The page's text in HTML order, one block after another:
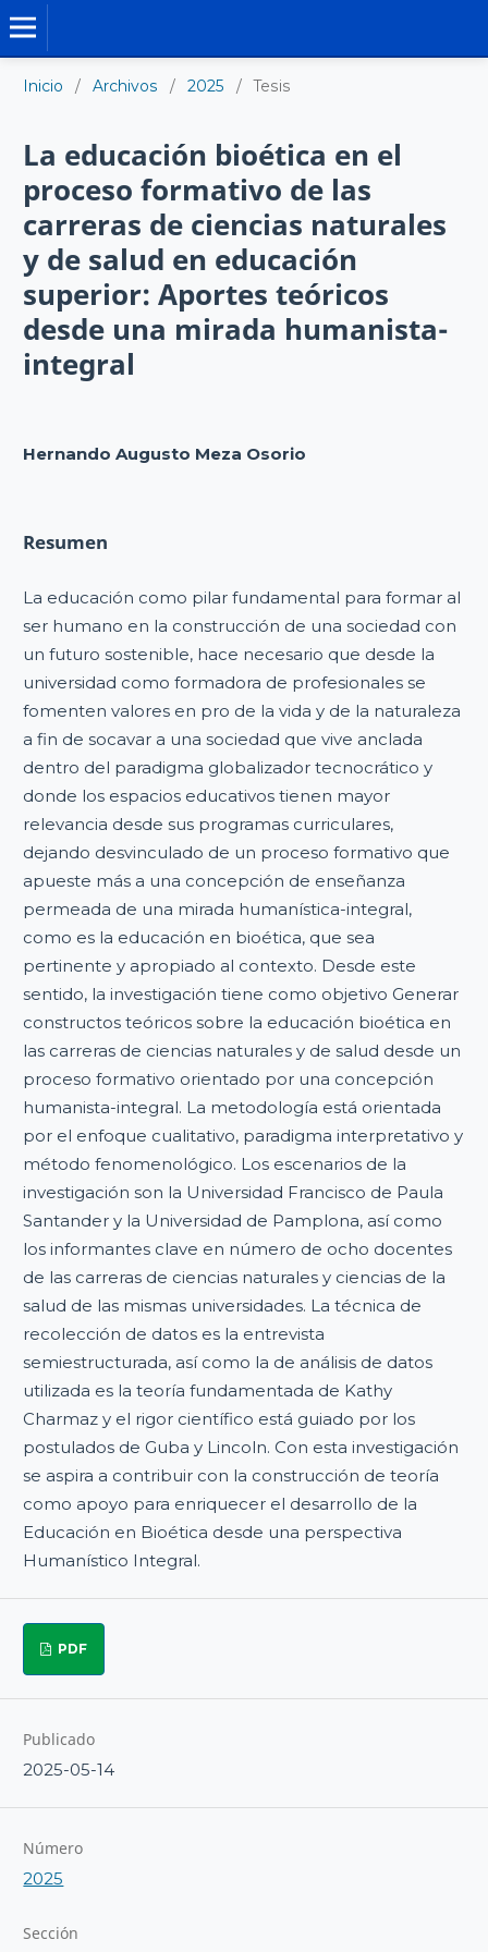
Inicio / Archivos / 2025 / Tesis
La educación bioética en el
proceso formativo de las
carreras de ciencias naturales
y de salud en educación
superior: Aportes teóricos
desde una mirada humanista-
integral
Hernando Augusto Meza Osorio
Resumen
La educación como pilar fundamental para formar al
ser humano en la construcción de una sociedad con
un futuro sostenible, hace necesario que desde la
universidad como formadora de profesionales se
fomenten valores en pro de la vida y de la naturaleza
a fin de socavar a una sociedad que vive anclada
dentro del paradigma globalizador tecnocrático y
donde los espacios educativos tienen mayor
relevancia desde sus programas curriculares,
dejando desvinculado de un proceso formativo que
apueste más a una concepción de enseñanza
permeada de una mirada humanística-integral,
como es la educación en bioética, que sea
pertinente y apropiado al contexto. Desde este
sentido, la investigación tiene como objetivo Generar
constructos teóricos sobre la educación bioética en
las carreras de ciencias naturales y de salud desde un
proceso formativo orientado por una concepción
humanista-integral. La metodología está orientada
por el enfoque cualitativo, paradigma interpretativo y
método fenomenológico. Los escenarios de la
investigación son la Universidad Francisco de Paula
Santander y la Universidad de Pamplona, así como
los informantes clave en número de ocho docentes
de las carreras de ciencias naturales y ciencias de la
salud de las mismas universidades. La técnica de
recolección de datos es la entrevista
semiestructurada, así como la de análisis de datos
utilizada es la teoría fundamentada de Kathy
Charmaz y el rigor científico está guiado por los
postulados de Guba y Lincoln. Con esta investigación
se aspira a contribuir con la construcción de teoría
como apoyo para enriquecer el desarrollo de la
Educación en Bioética desde una perspectiva
Humanístico Integral.
PDF
Publicado
2025-05-14
Número
2025
Sección